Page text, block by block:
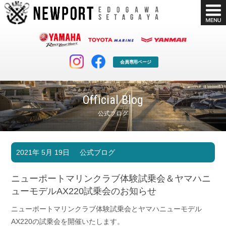
会員専用ページ
Official Blog
公式ブログ
マリンクラブ
マリンライフを堪能したい！
ボート販売
ボート免許
長年の実績と信頼！
シースタイル
Sea-Style
店舗情報 公式ブログ
2021年 5月 19日 公式ブログ
ニューポートマリンクラブ体験試乗会＆ヤマハニ
ューモデルAX220試乗会のお知らせ
ニューポートマリンクラブ体験試乗会とヤマハニューモデル
AX220の試乗会を開催いたします。